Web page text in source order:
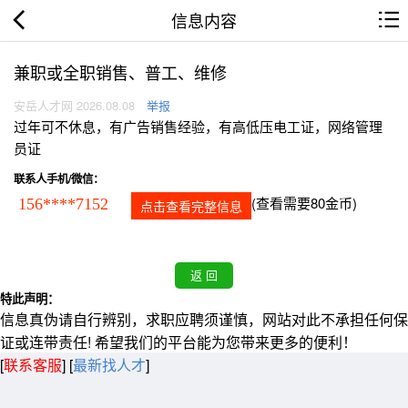
信息内容
兼职或全职销售、普工、维修
安岳人才网 2026.08.08 举报
过年可不休息，有广告销售经验，有高低压电工证，网络管理
员证
联系人手机/微信：
156****7152 点击查看完整信息 (查看需要80金币)
特此声明：
信息真伪请自行辨别，求职应聘须谨慎，网站对此不承担任何保
证或连带责任! 希望我们的平台能为您带来更多的便利！
[联系客服] [最新找人才]